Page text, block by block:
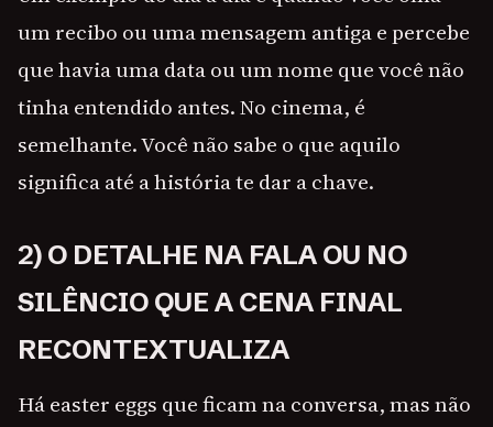
um recibo ou uma mensagem antiga e percebe
que havia uma data ou um nome que você não
tinha entendido antes. No cinema, é
semelhante. Você não sabe o que aquilo
significa até a história te dar a chave.
2) O DETALHE NA FALA OU NO
SILÊNCIO QUE A CENA FINAL
RECONTEXTUALIZA
Há easter eggs que ficam na conversa, mas não